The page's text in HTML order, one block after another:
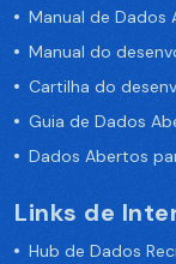
Manual de Dados
Manual do
Cartilha do
Guia de Dados
Dados Abertos
Links de
Hub de Dados